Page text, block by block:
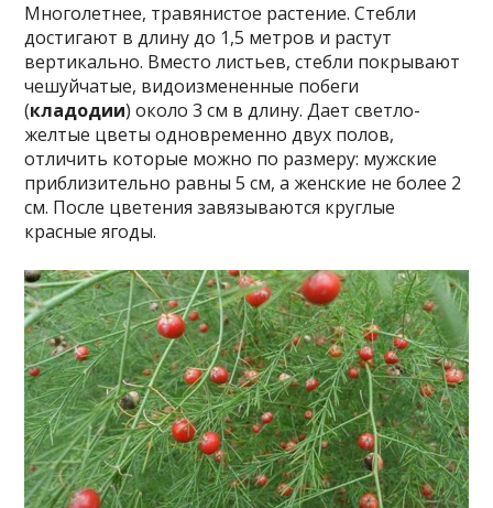
Многолетнее, травянистое растение. Стебли
достигают в длину до 1,5 метров и растут
вертикально. Вместо листьев, стебли покрывают
чешуйчатые, видоизмененные побеги
(кладодии) около 3 см в длину. Дает светло-
желтые цветы одновременно двух полов,
отличить которые можно по размеру: мужские
приблизительно равны 5 см, а женские не более 2
см. После цветения завязываются круглые
красные ягоды.